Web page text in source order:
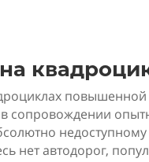
сопровождении
нет автодорог,